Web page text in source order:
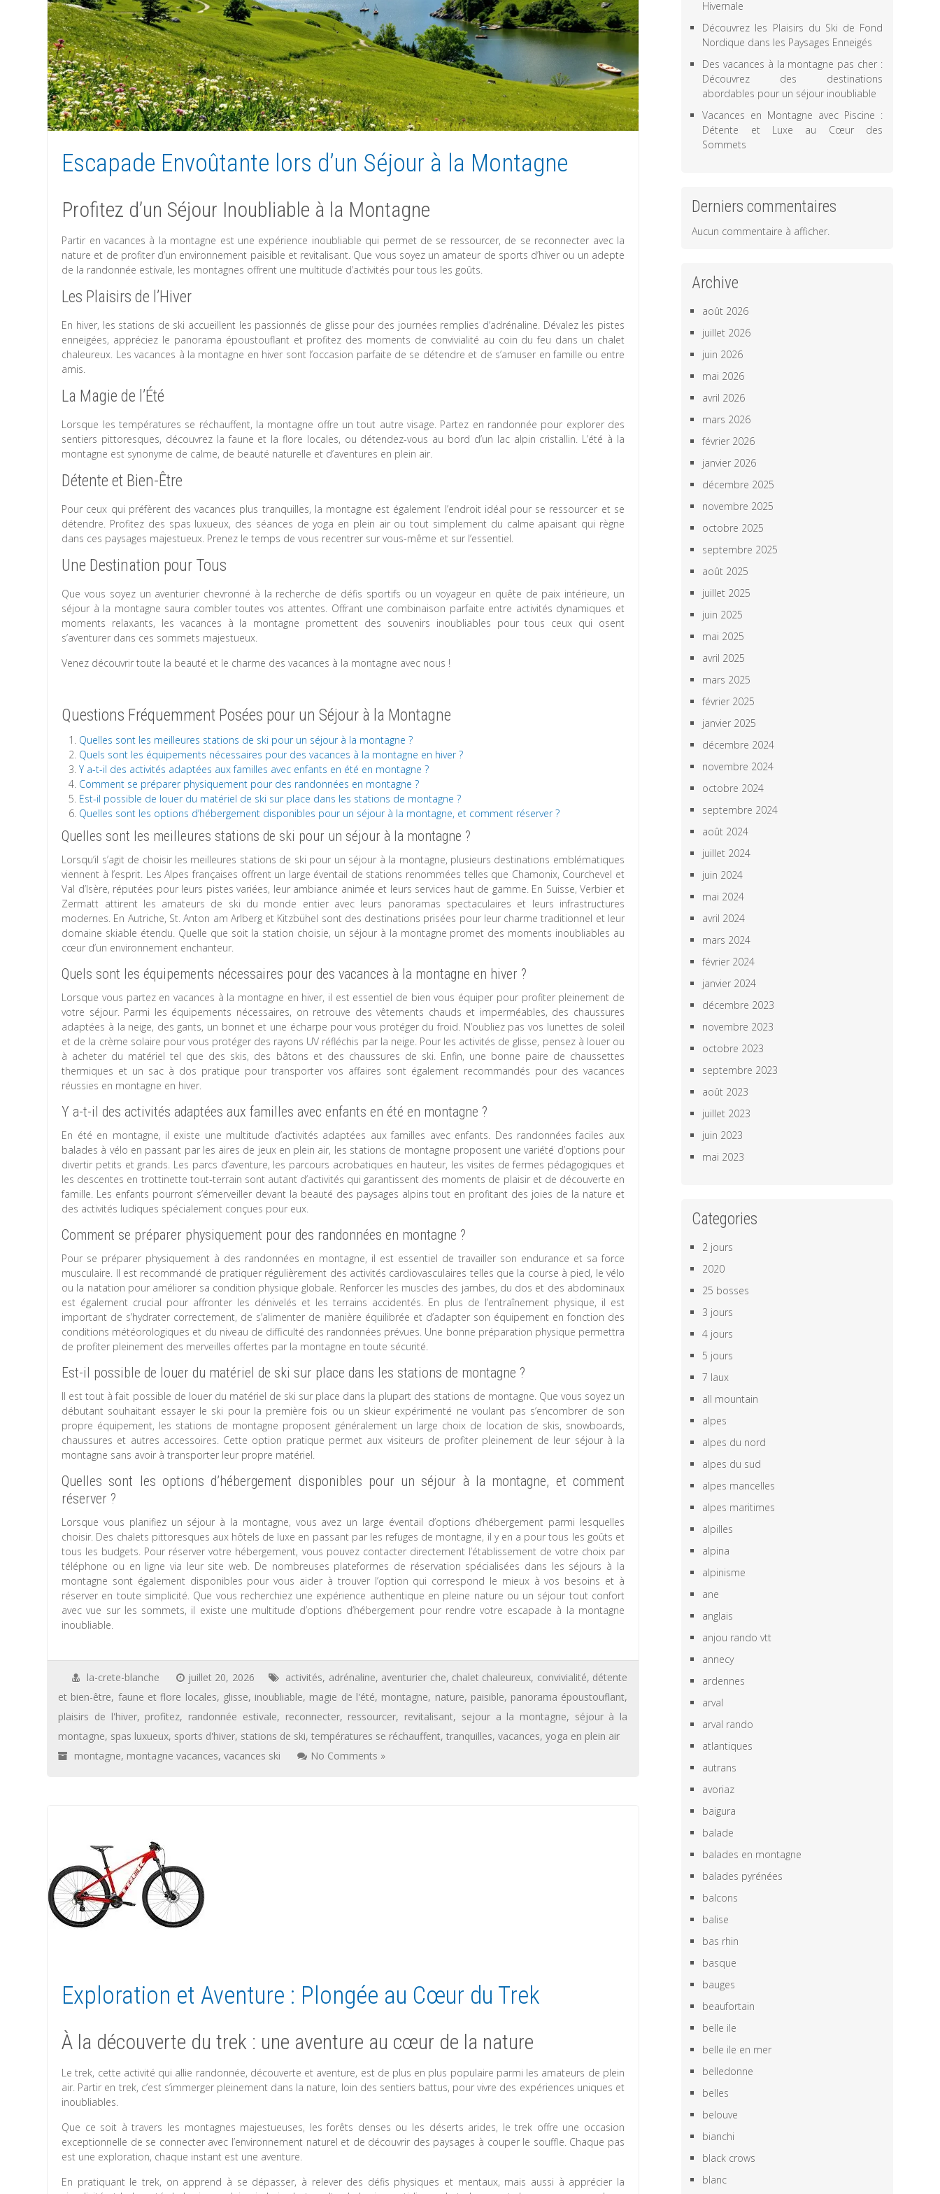
Escapade Envoûtante lors d’un Séjour à la Montagne
Profitez d’un Séjour Inoubliable à la Montagne
Partir en vacances à la montagne est une expérience inoubliable qui permet de se ressourcer, de se reconnecter avec la
nature et de profiter d’un environnement paisible et revitalisant. Que vous soyez un amateur de sports d’hiver ou un adepte
de la randonnée estivale, les montagnes offrent une multitude d’activités pour tous les goûts.
Les Plaisirs de l’Hiver
En hiver, les stations de ski accueillent les passionnés de glisse pour des journées remplies d’adrénaline. Dévalez les pistes
enneigées, appréciez le panorama époustouflant et profitez des moments de convivialité au coin du feu dans un chalet
chaleureux. Les vacances à la montagne en hiver sont l’occasion parfaite de se détendre et de s’amuser en famille ou entre
amis.
La Magie de l’Été
Lorsque les températures se réchauffent, la montagne offre un tout autre visage. Partez en randonnée pour explorer des
sentiers pittoresques, découvrez la faune et la flore locales, ou détendez-vous au bord d’un lac alpin cristallin. L’été à la
montagne est synonyme de calme, de beauté naturelle et d’aventures en plein air.
Détente et Bien-Être
Pour ceux qui préfèrent des vacances plus tranquilles, la montagne est également l’endroit idéal pour se ressourcer et se
détendre. Profitez des spas luxueux, des séances de yoga en plein air ou tout simplement du calme apaisant qui règne
dans ces paysages majestueux. Prenez le temps de vous recentrer sur vous-même et sur l’essentiel.
Une Destination pour Tous
Que vous soyez un aventurier chevronné à la recherche de défis sportifs ou un voyageur en quête de paix intérieure, un
séjour à la montagne saura combler toutes vos attentes. Offrant une combinaison parfaite entre activités dynamiques et
moments relaxants, les vacances à la montagne promettent des souvenirs inoubliables pour tous ceux qui osent
s’aventurer dans ces sommets majestueux.
Venez découvrir toute la beauté et le charme des vacances à la montagne avec nous !
Questions Fréquemment Posées pour un Séjour à la Montagne
Quelles sont les meilleures stations de ski pour un séjour à la montagne ?
Quels sont les équipements nécessaires pour des vacances à la montagne en hiver ?
Y a-t-il des activités adaptées aux familles avec enfants en été en montagne ?
Comment se préparer physiquement pour des randonnées en montagne ?
Est-il possible de louer du matériel de ski sur place dans les stations de montagne ?
Quelles sont les options d’hébergement disponibles pour un séjour à la montagne, et comment réserver ?
Quelles sont les meilleures stations de ski pour un séjour à la montagne ?
Lorsqu’il s’agit de choisir les meilleures stations de ski pour un séjour à la montagne, plusieurs destinations emblématiques
viennent à l’esprit. Les Alpes françaises offrent un large éventail de stations renommées telles que Chamonix, Courchevel et
Val d’Isère, réputées pour leurs pistes variées, leur ambiance animée et leurs services haut de gamme. En Suisse, Verbier et
Zermatt attirent les amateurs de ski du monde entier avec leurs panoramas spectaculaires et leurs infrastructures
modernes. En Autriche, St. Anton am Arlberg et Kitzbühel sont des destinations prisées pour leur charme traditionnel et leur
domaine skiable étendu. Quelle que soit la station choisie, un séjour à la montagne promet des moments inoubliables au
cœur d’un environnement enchanteur.
Quels sont les équipements nécessaires pour des vacances à la montagne en hiver ?
Lorsque vous partez en vacances à la montagne en hiver, il est essentiel de bien vous équiper pour profiter pleinement de
votre séjour. Parmi les équipements nécessaires, on retrouve des vêtements chauds et imperméables, des chaussures
adaptées à la neige, des gants, un bonnet et une écharpe pour vous protéger du froid. N’oubliez pas vos lunettes de soleil
et de la crème solaire pour vous protéger des rayons UV réfléchis par la neige. Pour les activités de glisse, pensez à louer ou
à acheter du matériel tel que des skis, des bâtons et des chaussures de ski. Enfin, une bonne paire de chaussettes
thermiques et un sac à dos pratique pour transporter vos affaires sont également recommandés pour des vacances
réussies en montagne en hiver.
Y a-t-il des activités adaptées aux familles avec enfants en été en montagne ?
En été en montagne, il existe une multitude d’activités adaptées aux familles avec enfants. Des randonnées faciles aux
balades à vélo en passant par les aires de jeux en plein air, les stations de montagne proposent une variété d’options pour
divertir petits et grands. Les parcs d’aventure, les parcours acrobatiques en hauteur, les visites de fermes pédagogiques et
les descentes en trottinette tout-terrain sont autant d’activités qui garantissent des moments de plaisir et de découverte en
famille. Les enfants pourront s’émerveiller devant la beauté des paysages alpins tout en profitant des joies de la nature et
des activités ludiques spécialement conçues pour eux.
Comment se préparer physiquement pour des randonnées en montagne ?
Pour se préparer physiquement à des randonnées en montagne, il est essentiel de travailler son endurance et sa force
musculaire. Il est recommandé de pratiquer régulièrement des activités cardiovasculaires telles que la course à pied, le vélo
ou la natation pour améliorer sa condition physique globale. Renforcer les muscles des jambes, du dos et des abdominaux
est également crucial pour affronter les dénivelés et les terrains accidentés. En plus de l’entraînement physique, il est
important de s’hydrater correctement, de s’alimenter de manière équilibrée et d’adapter son équipement en fonction des
conditions météorologiques et du niveau de difficulté des randonnées prévues. Une bonne préparation physique permettra
de profiter pleinement des merveilles offertes par la montagne en toute sécurité.
Est-il possible de louer du matériel de ski sur place dans les stations de montagne ?
Il est tout à fait possible de louer du matériel de ski sur place dans la plupart des stations de montagne. Que vous soyez un
débutant souhaitant essayer le ski pour la première fois ou un skieur expérimenté ne voulant pas s’encombrer de son
propre équipement, les stations de montagne proposent généralement un large choix de location de skis, snowboards,
chaussures et autres accessoires. Cette option pratique permet aux visiteurs de profiter pleinement de leur séjour à la
montagne sans avoir à transporter leur propre matériel.
Quelles sont les options d’hébergement disponibles pour un séjour à la montagne, et comment
réserver ?
Lorsque vous planifiez un séjour à la montagne, vous avez un large éventail d’options d’hébergement parmi lesquelles
choisir. Des chalets pittoresques aux hôtels de luxe en passant par les refuges de montagne, il y en a pour tous les goûts et
tous les budgets. Pour réserver votre hébergement, vous pouvez contacter directement l’établissement de votre choix par
téléphone ou en ligne via leur site web. De nombreuses plateformes de réservation spécialisées dans les séjours à la
montagne sont également disponibles pour vous aider à trouver l’option qui correspond le mieux à vos besoins et à
réserver en toute simplicité. Que vous recherchiez une expérience authentique en pleine nature ou un séjour tout confort
avec vue sur les sommets, il existe une multitude d’options d’hébergement pour rendre votre escapade à la montagne
inoubliable.
la-crete-blanche juillet 20, 2026 activités, adrénaline, aventurier che, chalet chaleureux, convivialité, détente
et bien-être, faune et flore locales, glisse, inoubliable, magie de l'été, montagne, nature, paisible, panorama époustouflant,
plaisirs de l'hiver, profitez, randonnée estivale, reconnecter, ressourcer, revitalisant, sejour a la montagne, séjour à la
montagne, spas luxueux, sports d'hiver, stations de ski,températures se réchauffent,tranquilles,vacances,yoga en plein air
montagne, montagne vacances,vacances ski No Comments »
Exploration et Aventure : Plongée au Cœur du Trek
À la découverte du trek : une aventure au cœur de la nature
Le trek, cette activité qui allie randonnée, découverte et aventure, est de plus en plus populaire parmi les amateurs de plein
air. Partir en trek, c’est s’immerger pleinement dans la nature, loin des sentiers battus, pour vivre des expériences uniques et
inoubliables.
Que ce soit à travers les montagnes majestueuses, les forêts denses ou les déserts arides, le trek offre une occasion
exceptionnelle de se connecter avec l’environnement naturel et de découvrir des paysages à couper le souffle. Chaque pas
est une exploration, chaque instant est une aventure.
En pratiquant le trek, on apprend à se dépasser, à relever des défis physiques et mentaux, mais aussi à apprécier la
Hivernale
Découvrez les Plaisirs du Ski de Fond
Nordique dans les Paysages Enneigés
Des vacances à la montagne pas cher :
Découvrez des destinations
abordables pour un séjour inoubliable
Vacances en Montagne avec Piscine :
Détente et Luxe au Cœur des
Sommets
Derniers commentaires
Aucun commentaire à afficher.
Archive
août 2026
juillet 2026
juin 2026
mai 2026
avril 2026
mars 2026
février 2026
janvier 2026
décembre 2025
novembre 2025
octobre 2025
septembre 2025
août 2025
juillet 2025
juin 2025
mai 2025
avril 2025
mars 2025
février 2025
janvier 2025
décembre 2024
novembre 2024
octobre 2024
septembre 2024
août 2024
juillet 2024
juin 2024
mai 2024
avril 2024
mars 2024
février 2024
janvier 2024
décembre 2023
novembre 2023
octobre 2023
septembre 2023
août 2023
juillet 2023
juin 2023
mai 2023
Categories
2 jours
2020
25 bosses
3 jours
4 jours
5 jours
7 laux
all mountain
alpes
alpes du nord
alpes du sud
alpes mancelles
alpes maritimes
alpilles
alpina
alpinisme
ane
anglais
anjou rando vtt
annecy
ardennes
arval
arval rando
atlantiques
autrans
avoriaz
baigura
balade
balades en montagne
balades pyrénées
balcons
balise
bas rhin
basque
bauges
beaufortain
belle ile
belle ile en mer
belledonne
belles
belouve
bianchi
black crows
blanc